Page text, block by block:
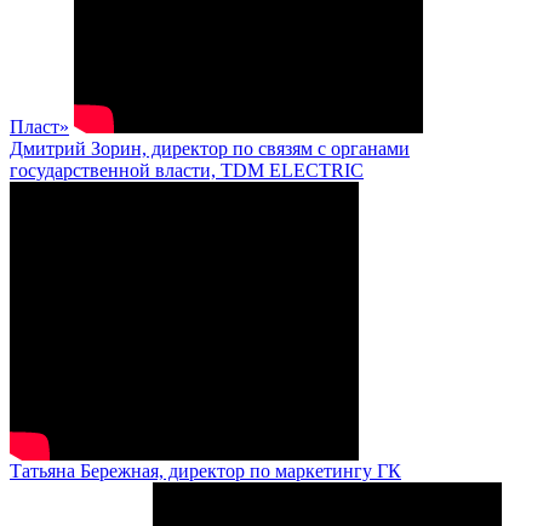
Пласт»
Дмитрий Зорин, директор по связям с органами
государственной власти, TDM ELECTRIC
Татьяна Бережная, директор по маркетингу ГК